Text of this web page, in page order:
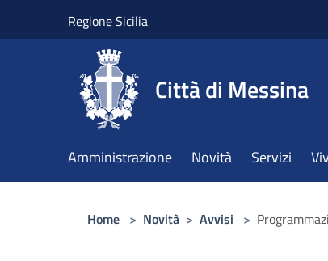
Regione Sicilia
Città di Messina
Amministrazione Novità Servizi
Home > Novità > Avvisi >